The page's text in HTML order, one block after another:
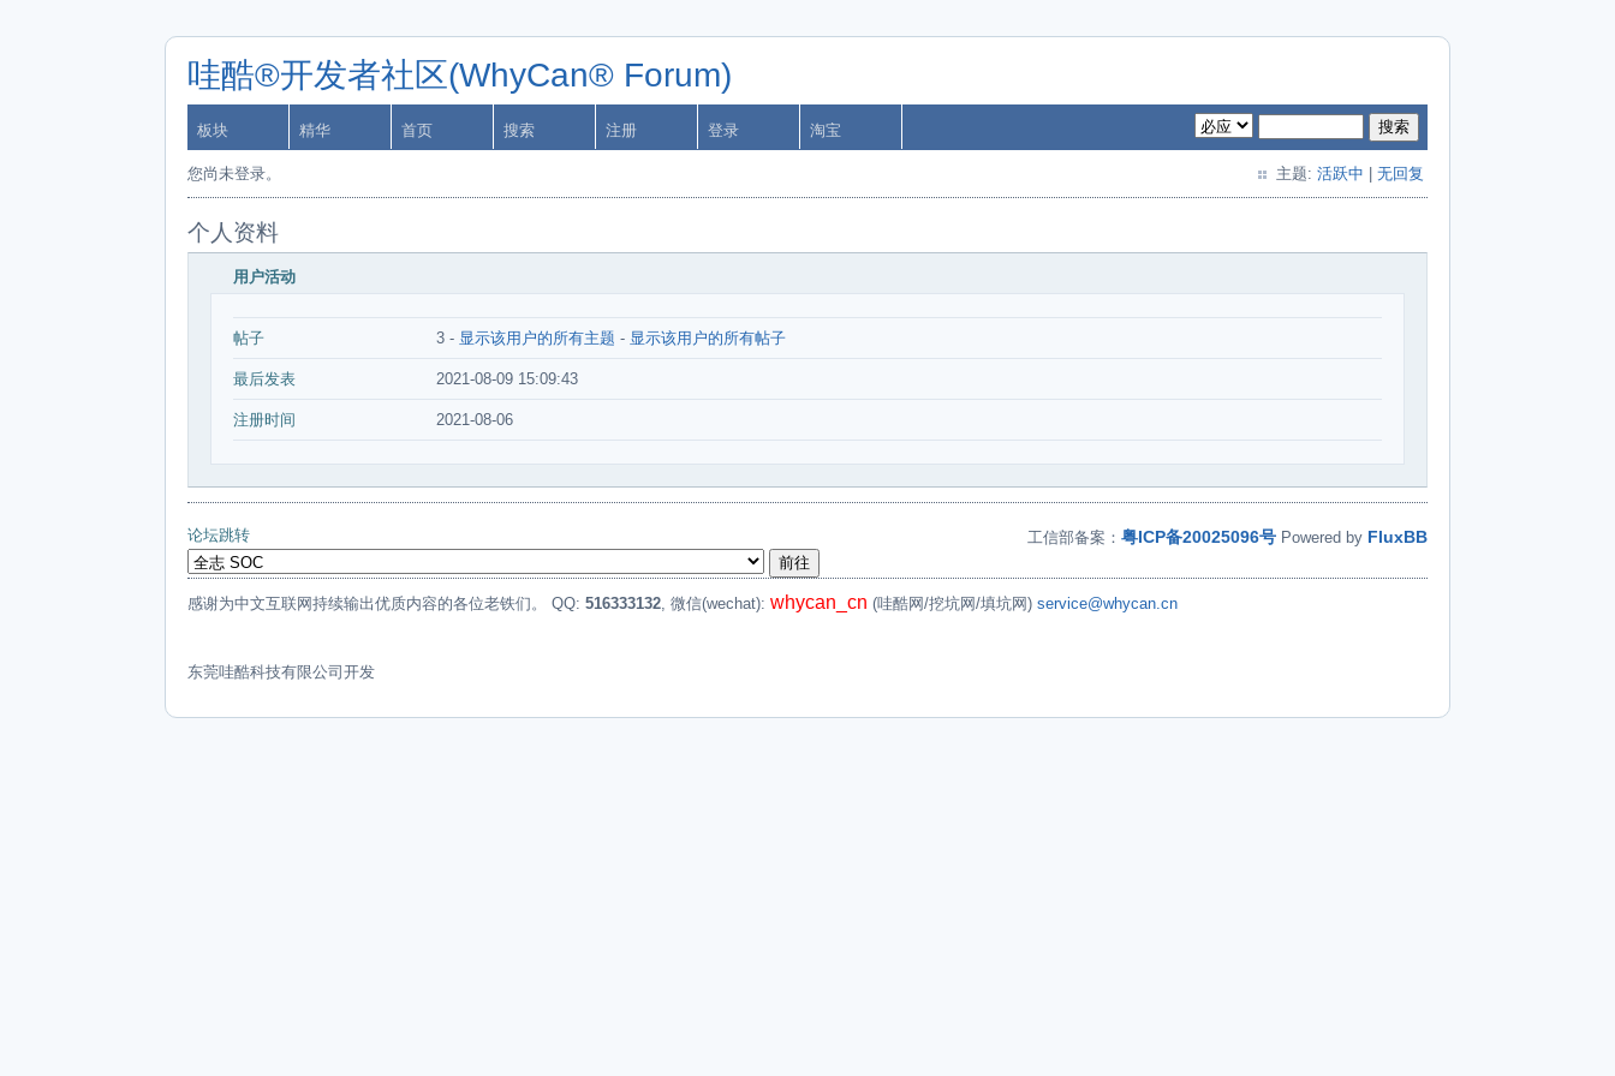
哇酷®开发者社区(WhyCan® Forum)
板块 精华 首页 搜索 注册 登录 淘宝 搜索
您尚未登录。 主题: 活跃中 无回复
个人资料
用户活动
帖子 3 - 显示该用户的所有主题 - 显示该用户的所有帖子
最后发表 2021-08-09 15:09:43
注册时间 2021-08-06
论坛跳转 工信部备案： 粤ICP备20025096号 Powered by FluxBB
感谢为中文互联网持续输出优质内容的各位老铁们。 QQ: 516333132, 微信(wechat): whycan_cn (哇酷网/挖坑网/填坑网) service@whycan.cn
东莞哇酷科技有限公司开发